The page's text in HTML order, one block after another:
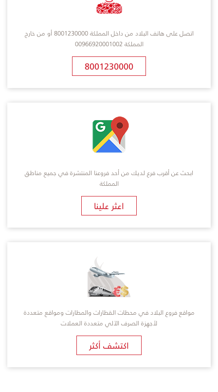
اتصل على هاتف البلاد من داخل المملكة 8001230000 أو من خارج
المملكة 00966920001002
8001230000
ابحث عن أقرب فرع لديك من أحد فروعنا المنتشرة في جميع مناطق
المملكة
​اعثر علينا
مواقع فروع البلاد في محطات القطارات والمطارات ومواقع متعددة
لأجهزة الصرف الآلي متعددة العملات
اكتشف أكثر